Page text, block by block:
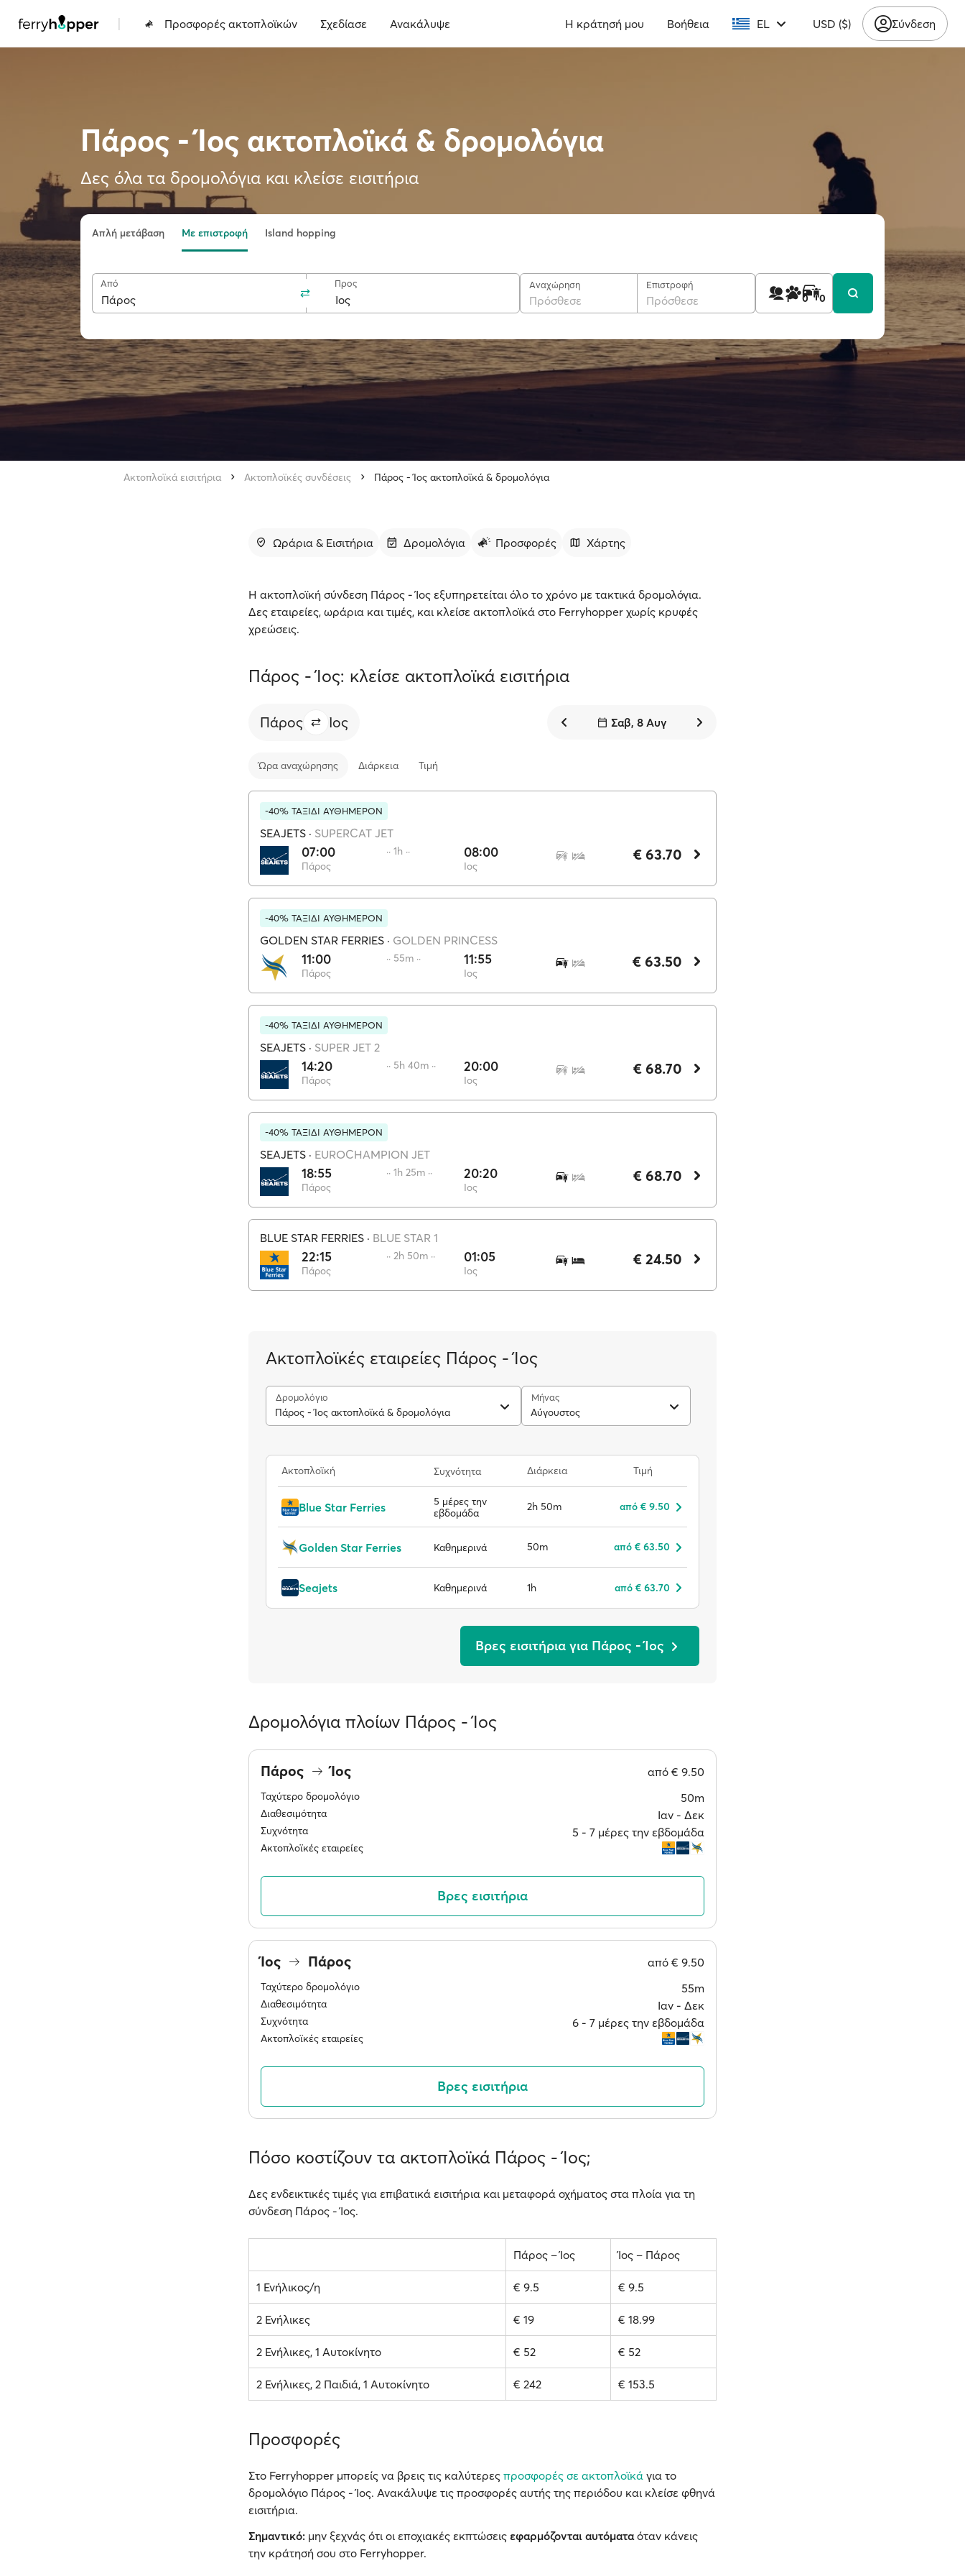
| Προσφορές ακτοπλοϊκών Σχεδίασε Ανακάλυψε Η κράτησή μου Βοήθεια EL USD ($) Σύνδεση
Πάρος - Ίος ακτοπλοϊκά & δρομολόγια
Δες όλα τα δρομολόγια και κλείσε εισιτήρια
Απλή μετάβαση Με επιστροφή Island hopping
Από Προς Αναχώρηση
Πρόσθεσε
Επιστροφή
Πρόσθεσε 1 0 0
Ακτοπλοϊκά εισιτήρια Ακτοπλοϊκές συνδέσεις Πάρος - Ίος ακτοπλοϊκά & δρομολόγια
Ωράρια & Εισιτήρια Δρομολόγια Προσφορές Χάρτης
Η ακτοπλοϊκή σύνδεση Πάρος - Ίος εξυπηρετείται όλο το χρόνο με τακτικά δρομολόγια.
Δες εταιρείες, ωράρια και τιμές, και κλείσε ακτοπλοϊκά στο Ferryhopper χωρίς κρυφές
χρεώσεις.
Πάρος - Ίος: κλείσε ακτοπλοϊκά εισιτήρια
Πάρος Ίος Σαβ, 8 Αυγ
Ώρα αναχώρησης Διάρκεια Τιμή
-40% ΤΑΞΙΔΙ ΑΥΘΗΜΕΡΟΝ
SEAJETS · SUPERCAT JET
07:00
Πάρος
·· 1h ·· 08:00
Ίος
€ 63.70
-40% ΤΑΞΙΔΙ ΑΥΘΗΜΕΡΟΝ
GOLDEN STAR FERRIES · GOLDEN PRINCESS
11:00
Πάρος
·· 55m ·· 11:55
Ίος
€ 63.50
-40% ΤΑΞΙΔΙ ΑΥΘΗΜΕΡΟΝ
SEAJETS · SUPER JET 2
14:20
Πάρος
·· 5h 40m ·· 20:00
Ίος
€ 68.70
-40% ΤΑΞΙΔΙ ΑΥΘΗΜΕΡΟΝ
SEAJETS · EUROCHAMPION JET
18:55
Πάρος
·· 1h 25m ·· 20:20
Ίος
€ 68.70
BLUE STAR FERRIES · BLUE STAR 1
22:15
Πάρος
·· 2h 50m ·· 01:05
Ίος
€ 24.50
Ακτοπλοϊκές εταιρείες Πάρος - Ίος
Δρομολόγιο
Πάρος - Ίος ακτοπλοϊκά & δρομολόγια
Μήνας
Αύγουστος
Ακτοπλοϊκή Συχνότητα Διάρκεια Τιμή
Blue Star Ferries
5 μέρες την
εβδομάδα
2h 50m από € 9.50
Golden Star Ferries Καθημερινά 50m από € 63.50
Seajets Καθημερινά 1h από € 63.70
Βρες εισιτήρια για Πάρος - Ίος
Δρομολόγια πλοίων Πάρος - Ίος
Πάρος Ίος από € 9.50
Ταχύτερο δρομολόγιο 50m
Διαθεσιμότητα Ιαν ‐ Δεκ
Συχνότητα 5 ‐ 7 μέρες την εβδομάδα
Ακτοπλοϊκές εταιρείες
Βρες εισιτήρια
Ίος Πάρος από € 9.50
Ταχύτερο δρομολόγιο 55m
Διαθεσιμότητα Ιαν ‐ Δεκ
Συχνότητα 6 ‐ 7 μέρες την εβδομάδα
Ακτοπλοϊκές εταιρείες
Βρες εισιτήρια
Πόσο κοστίζουν τα ακτοπλοϊκά Πάρος - Ίος;
Δες ενδεικτικές τιμές για επιβατικά εισιτήρια και μεταφορά οχήματος στα πλοία για τη
σύνδεση Πάρος - Ίος.
Πάρος – Ίος Ίος – Πάρος
1 Ενήλικος/η € 9.5 € 9.5
2 Ενήλικες € 19 € 18.99
2 Ενήλικες, 1 Αυτοκίνητο € 52 € 52
2 Ενήλικες, 2 Παιδιά, 1 Αυτοκίνητο € 242 € 153.5
Προσφορές
Στο Ferryhopper μπορείς να βρεις τις καλύτερες προσφορές σε ακτοπλοϊκά για το
δρομολόγιο Πάρος - Ίος. Ανακάλυψε τις προσφορές αυτής της περιόδου και κλείσε φθηνά
εισιτήρια.
Σημαντικό: μην ξεχνάς ότι οι εποχιακές εκπτώσεις εφαρμόζονται αυτόματαόταν κάνεις
την κράτησή σου στο Ferryhopper.